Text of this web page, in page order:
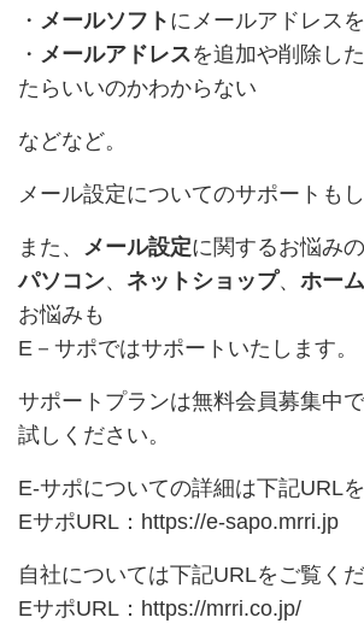
・ メールソフト にメールアドレス
・ メールアドレスを追加や削除し
たらいいのかわからない
などなど。
メール設定についてのサポートもし
また、 メール設定に関するお悩み
パソコン、 ネットショップ、 ホー
お悩みも
E－サポではサポートいたします。
サポートプランは無料会員募集中
試しください。
E-サポについての詳細は下記URL
EサポURL： https://e-sapo.mrri.jp
自社については下記URLをご覧くだ
EサポURL： https://mrri.co.jp/